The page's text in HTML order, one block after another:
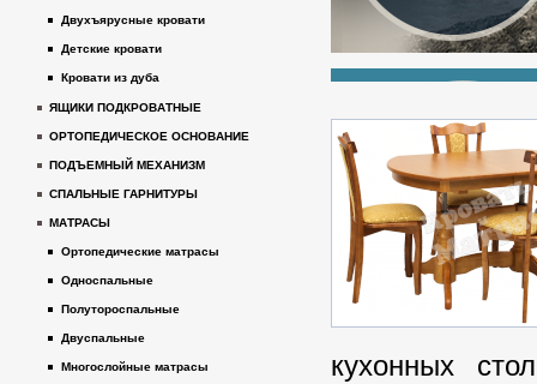
кухонных
Двухъярусные кровати
Детские кровати
Кровати из дуба
ЯЩИКИ ПОДКРОВАТНЫЕ
ОРТОПЕДИЧЕСКОЕ ОСНОВАНИЕ
ПОДЪЕМНЫЙ МЕХАНИЗМ
СПАЛЬНЫЕ ГАРНИТУРЫ
МАТРАСЫ
Ортопедические матрасы
Односпальные
Полутороспальные
Двуспальные
Многослойные матрасы